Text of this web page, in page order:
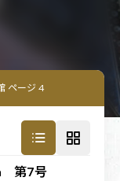
ページ 4
第7号